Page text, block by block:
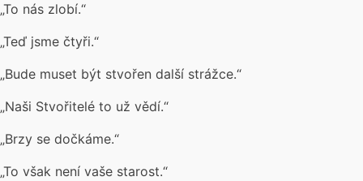
„To nás zlobí.“
„Teď jsme čtyři.“
„Bude muset být stvořen další strážce.“
„Naši Stvořitelé to už vědí.“
„Brzy se dočkáme.“
„To však není vaše starost.“